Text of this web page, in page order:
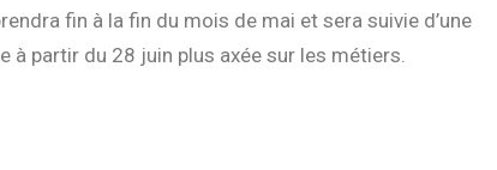
fin à la fin du mois de mai et sera suivie d’une
à partir du 28 juin plus axée sur les métiers.